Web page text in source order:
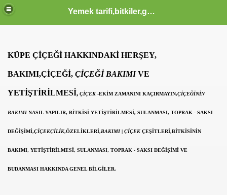
Yemek tarifi,bitkiler,güzellik sağlık,burçlar,sözler
KÜPE ÇİÇEĞİ HAKKINDAKİ HERŞEY,
BAKIMI,ÇİÇEĞİ, ÇİÇEĞİ BAKIMIVE
YETİŞTİRİLMESİ, ÇİÇEK -EKİM ZAMANINI KAÇIRMAYIN,ÇİÇEĞİNİN
BAKIMI NASIL YAPILIR, BİTKİSİ YETİŞTİRİLMESİ, SULANMASI, TOPRAK - SAKSI
DEĞİŞİMİ,ÇİÇEKÇİLİK,ÖZELİKLERİ,BAKIMI ÇİÇEK ÇEŞİTLERİ,BİTKİSİNİN
BAKIMI, YETİŞTİRİLMESİ, SULANMASI, TOPRAK - SAKSI DEĞİŞİMİ VE
BUDANMASI HAKKINDA GENEL BİLGİLER.
HTML KODLARI CSS KODLARI MENUSU
HZ MUHAMMED S.A.V HAYATI OLUM VE OTESI